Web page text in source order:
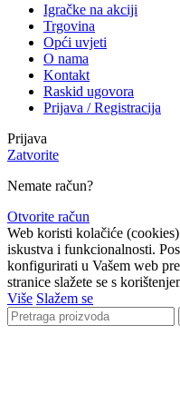
Igračke na akciji
Trgovina
Opći uvjeti
O nama
Kontakt
Raskid ugovora
Prijava / Registracija
Prijava
Zatvorite
Nemate račun?
Otvorite račun
Web koristi kolačiće
iskustva i funkcionalnosti.
konfigurirati u Vašem web
stranice slažete se s
Više Slažem se
Obavijestit